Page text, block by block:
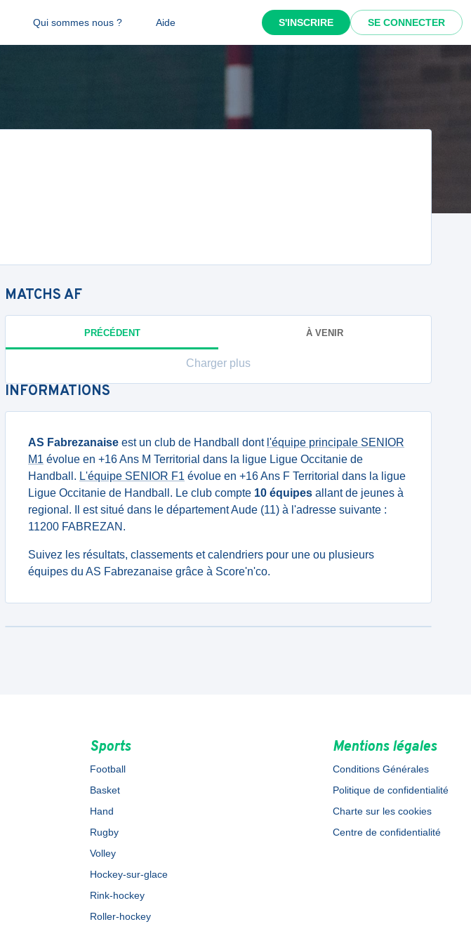
Qui sommes nous ? Aide S'INSCRIRE SE CONNECTER
MATCHSAF
PRÉCÉDENT À VENIR
Charger plus
INFORMATIONS
AS Fabrezanaise est un club de Handball dont l'équipe principale SENIOR
M1 évolue en +16 Ans M Territorial dans la ligue Ligue Occitanie de
Handball. L'équipe SENIOR F1 évolue en +16 Ans F Territorial dans la ligue
Ligue Occitanie de Handball. Le club compte 10 équipes allant de jeunes à
regional. Il est situé dans le département Aude (11) à l'adresse suivante :
11200 FABREZAN.
Suivez les résultats, classements et calendriers pour une ou plusieurs
équipes du AS Fabrezanaise grâce à Score'n'co.
Sports
Football
Basket
Hand
Rugby
Volley
Hockey-sur-glace
Rink-hockey
Roller-hockey
Mentions légales
Conditions Générales
Politique de confidentialité
Charte sur les cookies
Centre de confidentialité